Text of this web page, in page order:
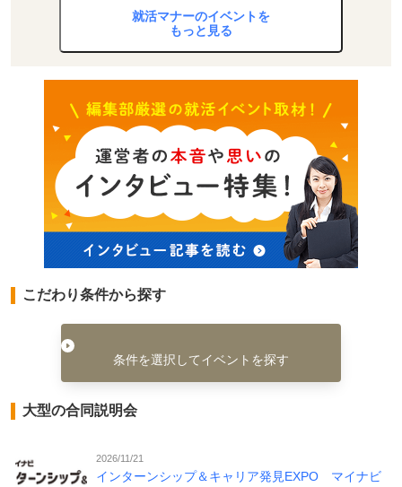
就活マナーのイベントを
もっと見る
こだわり条件から探す
条件を選択してイベントを探す
大型の合同説明会
2026/11/21
インターンシップ＆キャリア発見EXPO マイナビ